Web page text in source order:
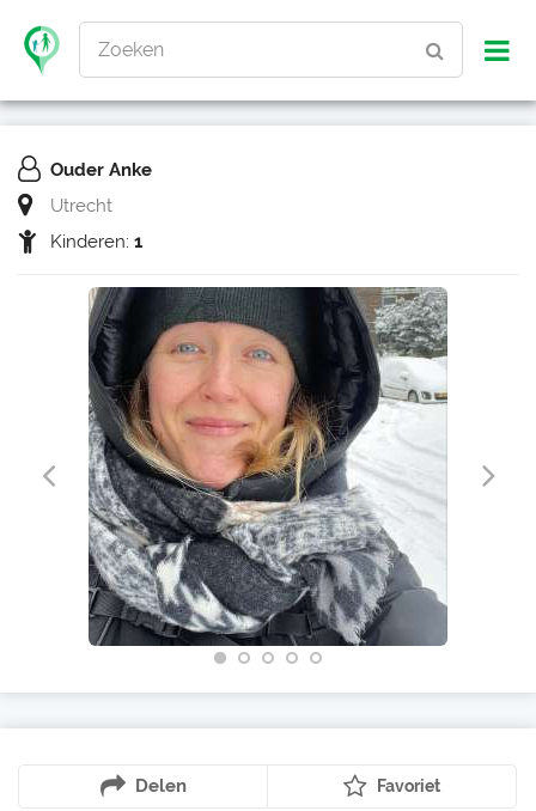
Zoeken
Ouder Anke
Utrecht
Kinderen: 1
Delen Favoriet